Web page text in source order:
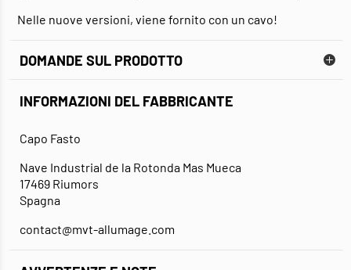
Nelle nuove versioni, viene fornito con un cavo!
DOMANDE SUL PRODOTTO
INFORMAZIONI DEL FABBRICANTE
Capo Fasto
Nave Industrial de la Rotonda Mas Mueca
17469 Riumors
Spagna
contact@mvt-allumage.com